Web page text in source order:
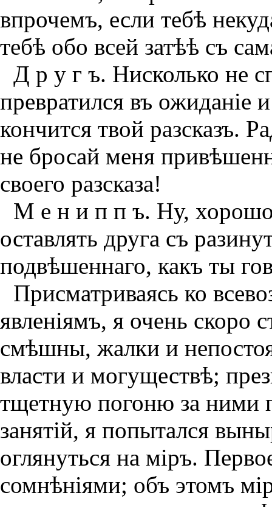
впрочемъ, если тебѣ
тебѣ обо всей затѣѣ съ
Д р у г ъ. Нисколько не
превратился въ ожиданiе
кончится твой разсказъ.
не бросай меня
своего разсказа!
М е н и п п ъ. Ну,
оставлять друга съ
подвѣшеннаго, какъ ты
Присматриваясь ко
явленiямъ, я очень скоро
смѣшны, жалки и
власти и могуществѣ;
тщетную погоню за ними
занятiй, я попытался
оглянуться на мiръ.
сомнѣнiями; объ этомъ